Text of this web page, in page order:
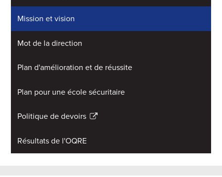
Mission et vision
Mot de la direction
Plan d'amélioration et de réussite
Plan pour une école sécuritaire
Politique de devoirs
Link
in
Résultats de l'OQRE